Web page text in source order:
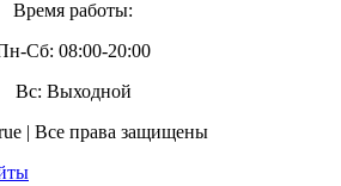
Время работы:
Сб: 08:00-20:00
Вс: Выходной
| Все права защищены